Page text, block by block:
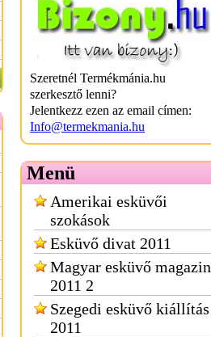
Szeretnél Termékmánia.hu
szerkesztő lenni?
Jelentkezz ezen az email címen:
Info@termekmania.hu
Menü
Amerikai esküvői
szokások
Esküvő divat 2011
Magyar esküvő magazin
2011 2
Szegedi esküvő kiállítás
2011